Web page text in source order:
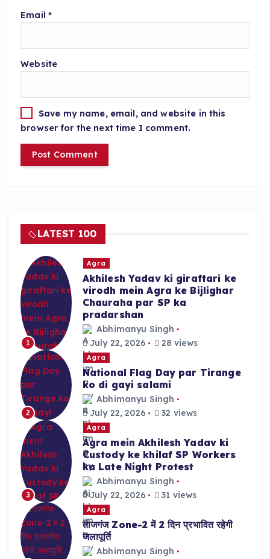
Email *
Website
Save my name, email, and website in this
browser for the next time I comment.
LATEST 100
1
Agra
Akhilesh Yadav ki giraftari ke
virodh mein Agra ke Bijlighar
Chauraha par SP ka
pradarshan
Abhimanyu Singh
July 22, 2026
28 views
2
Agra
National Flag Day par Tirange
ko di gayi salami
Abhimanyu Singh
July 22, 2026
32 views
3
Agra
Agra mein Akhilesh Yadav ki
Custody ke khilaf SP Workers
ka Late Night Protest
Abhimanyu Singh
July 22, 2026
31 views
Agra
ताजगंज Zone-2 में 2 दिन प्रभावित रहेगी
जलापूर्ति
Abhimanyu Singh